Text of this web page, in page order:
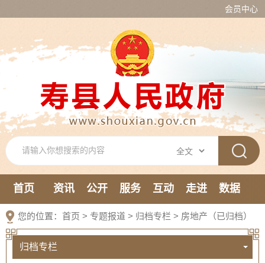
会员中心
首页 资讯 公开 服务 互动 走进
数据
新媒体
您的位置： 首页 > 专题报道 > 归档专栏 > 房地产（已归档）
归档专栏